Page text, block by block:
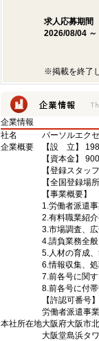
求人応募期間
2026/08/04
※掲載を終了
企業情報
社名
パーソルエク
企業概要
【設 立】
【資本金】
【登録スタッ
【全国登録場
【事業概要】
1.労働者派遣
2.有料職業紹
3.市場調査、
4.請負業務全般
5.人材の育成
6.情報収集、
7.前各号に関
8.前各号に付
【許認可番号】
労働者派遣事
本社所在地大阪府大阪市
大阪堂島浜タ